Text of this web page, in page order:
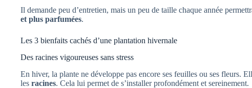
Il demande peu d’entretien, mais un peu de taille chaque année
et plus parfumées.
Les 3 bienfaits cachés d’une plantation hivernale
Des racines vigoureuses sans stress
En hiver, la plante ne développe pas encore ses feuilles ou ses fleurs.
les racines. Cela lui permet de s’installer profondément et sereinement.